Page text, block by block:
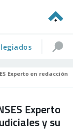
Experto en redacción
Experto
y su